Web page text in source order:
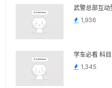
武警总部互动
1,936
学车必看 科
1,345